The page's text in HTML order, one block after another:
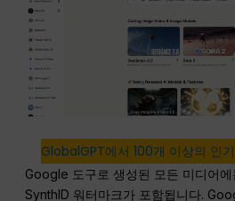
GlobalGPT에서 100개 이상의 인
Google 도구로 생성된 모든 미디어
SynthID 워터마크가 포함됩니다.